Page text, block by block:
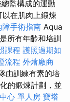
監構成的運動
在肌肉上鍛煉
障手術指南 Aqua
所有年齡和培訓
課程 護照過期如
流程 外燴廠商
由訓練有素的培
的鍛煉計劃，並
心 單人房 寶塔